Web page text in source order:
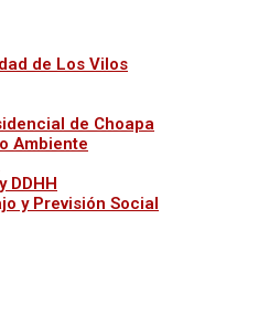
de Los Vilos
de Choapa
Ambiente
DDHH
y Previsión Social